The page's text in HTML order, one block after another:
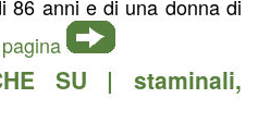
86 anni e di una donna di
SU | staminali,